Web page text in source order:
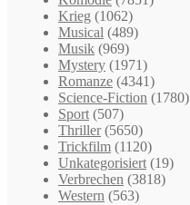
Krieg (1062)
Musical (489)
Musik (969)
Mystery (1971)
Romanze (4341)
Science-Fiction (1780)
Sport (507)
Thriller (5650)
Trickfilm (1120)
Unkategorisiert (19)
Verbrechen (3818)
Western (563)